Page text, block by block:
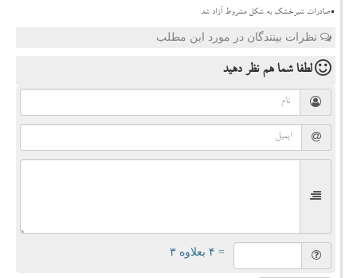
صادرات شیرخشک به شکل مشروط آزاد شد
نظرات بینندگان در مورد این مطلب
لطفا شما همنظر دهید
= ۴ بعلاوه ۳